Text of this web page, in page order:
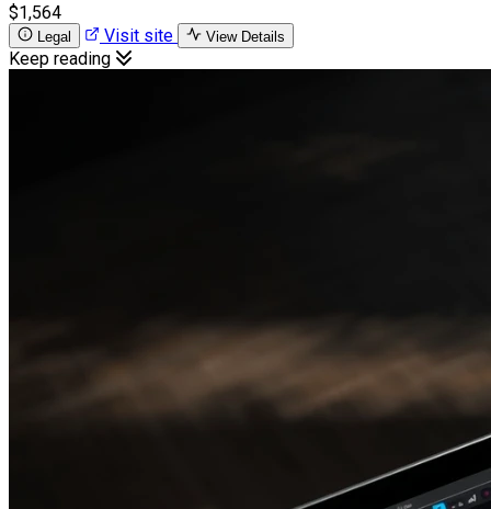
$1,564
Legal Visit site View Details
Keep reading